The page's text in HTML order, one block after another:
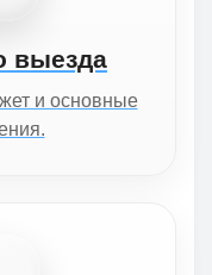
выезда
и основные